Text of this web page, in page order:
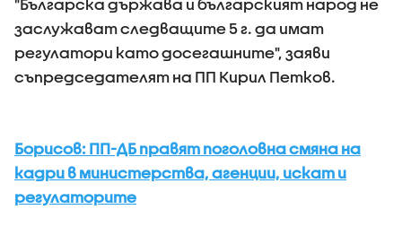
"Българска държава и българският народ не
заслужават следващите 5 г. да имат
регулатори като досегашните", заяви
съпредседателят на ПП Кирил Петков.
Борисов: ПП-ДБ правят поголовна смяна на
кадри в министерства, агенции, искат и
регулаторите